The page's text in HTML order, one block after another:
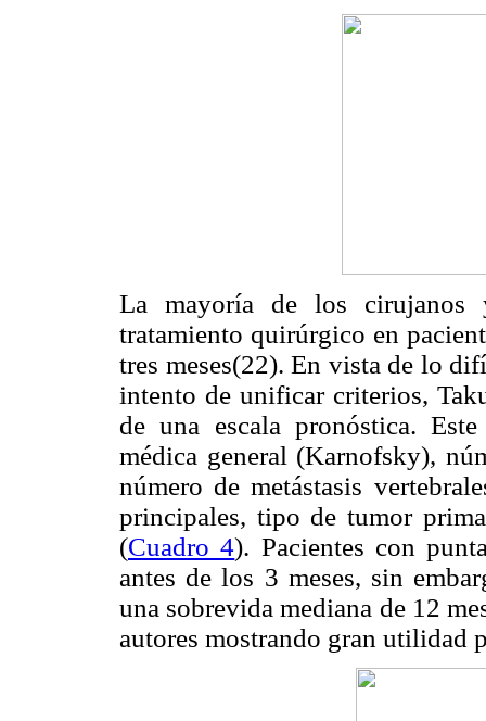
La mayoría de los cirujanos
tratamiento quirúrgico en
tres meses(22). En vista de lo
intento de unificar criterios,
de una escala pronóstica.
médica general (Karnofsky),
número de metástasis
principales, tipo de tumor
(Cuadro 4). Pacientes con
antes de los 3 meses, sin
una sobrevida mediana de 12
autores mostrando gran utilidad